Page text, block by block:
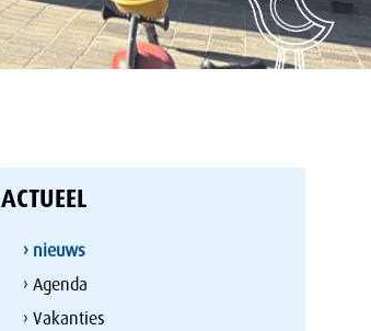
ACTUEEL
› nieuws
› Agenda
› Vakanties